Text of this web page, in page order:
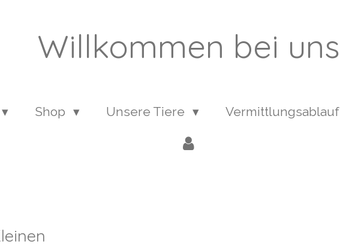
Willkommen bei uns
Shop Unsere Tiere Vermittlungsablauf